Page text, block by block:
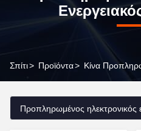
Σπίτι> Προϊόντα>
Προπληρωμένος ηλεκτρονικός